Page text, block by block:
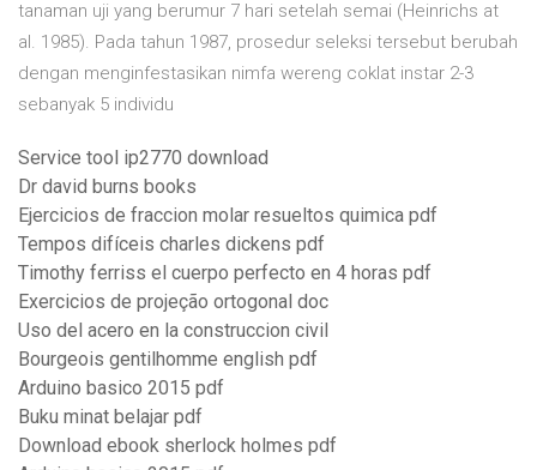
tanaman uji yang berumur 7 hari setelah semai (Heinrichs at
al. 1985). Pada tahun 1987, prosedur seleksi tersebut berubah
dengan menginfestasikan nimfa wereng coklat instar 2-3
sebanyak 5 individu
Service tool ip2770 download
Dr david burns books
Ejercicios de fraccion molar resueltos quimica pdf
Tempos difíceis charles dickens pdf
Timothy ferriss el cuerpo perfecto en 4 horas pdf
Exercicios de projeção ortogonal doc
Uso del acero en la construccion civil
Bourgeois gentilhomme english pdf
Arduino basico 2015 pdf
Buku minat belajar pdf
Download ebook sherlock holmes pdf